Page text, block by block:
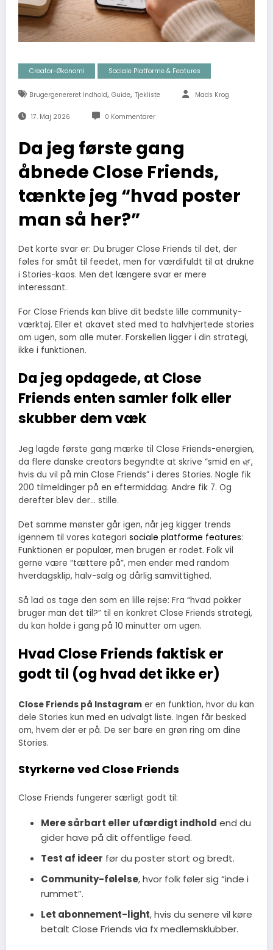
Creator-Økonomi Sociale Platforme & Features
Brugergenereret Indhold, Guide, Tjekliste Mads Krog
17. Maj 2026 0 Kommentarer
Da jeg første gang
åbnede Close Friends,
tænkte jeg “hvad poster
man så her?”
Det korte svar er: Du bruger Close Friends til det, der
føles for småt til feedet, men for værdifuldt til at drukne
i Stories-kaos. Men det længere svar er mere
interessant.
For Close Friends kan blive dit bedste lille community-
værktøj. Eller et akavet sted med to halvhjertede stories
om ugen, som alle muter. Forskellen ligger i din strategi,
ikke i funktionen.
Da jeg opdagede, at Close
Friends enten samler folk eller
skubber dem væk
Jeg lagde første gang mærke til Close Friends-energien,
da flere danske creators begyndte at skrive “smid en 🌿,
hvis du vil på min Close Friends” i deres Stories. Nogle fik
200 tilmeldinger på en eftermiddag. Andre fik 7. Og
derefter blev der… stille.
Det samme mønster går igen, når jeg kigger trends
igennem til vores kategori sociale platforme features:
Funktionen er populær, men brugen er rodet. Folk vil
gerne være “tættere på”, men ender med random
hverdagsklip, halv-salg og dårlig samvittighed.
Så lad os tage den som en lille rejse: Fra “hvad pokker
bruger man det til?” til en konkret Close Friends strategi,
du kan holde i gang på 10 minutter om ugen.
Hvad Close Friends faktisk er
godt til (og hvad det ikke er)
Close Friends på Instagram er en funktion, hvor du kan
dele Stories kun med en udvalgt liste. Ingen får besked
om, hvem der er på. De ser bare en grøn ring om dine
Stories.
Styrkerne ved Close Friends
Close Friends fungerer særligt godt til:
Mere sårbart eller ufærdigt indhold end du
gider have på dit offentlige feed.
Test af ideer før du poster stort og bredt.
Community-følelse, hvor folk føler sig “inde i
rummet”.
Let abonnement-light, hvis du senere vil køre
betalt Close Friends via fx medlemsklubber.